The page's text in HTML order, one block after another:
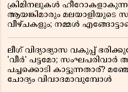
ക്രിമിനലുകൾ
ആയങ്കിമാരും മലയാളിയുടെ
വീഴ്ചകളും; നമ്മൾ
ലീഗ് വിദ്യാഭ്യാസ വകുപ്പ്
'വീർ' പട്ടമോ;
പച്ചക്കൊടി കാട്ടുന്നതാര്?
ചോദ്യം വിവാദമാവുമ്പോൾ